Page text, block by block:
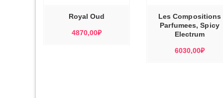
МОЖНО
ВЫБРАТЬ
СТРАНИЦЕ
ТОВАРА.
Royal Oud
4870,00₽
МОЖНО
ВЫБРАТЬ
НА
СТРАНИЦЕ
ТОВАРА.
Les Compositions
Parfumees, Spicy
Electrum
6030,00₽